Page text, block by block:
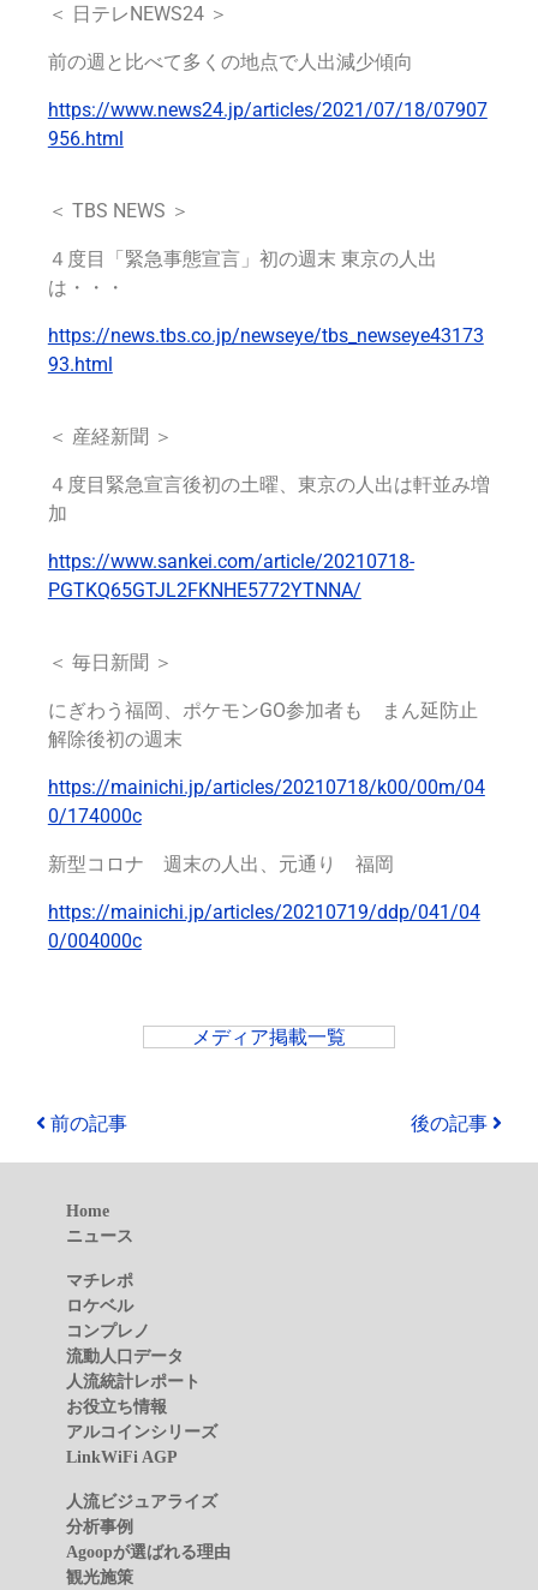
＜ 日テレNEWS24＞
前の週と比べて多くの地点で人出減少傾向
https://www.news24.jp/articles/2021/07/18/07907
956.html
＜ TBS NEWS ＞
４度目「緊急事態宣言」初の週末 東京の人出
は・・・
https://news.tbs.co.jp/newseye/tbs_newseye43173
93.html
＜ 産経新聞 ＞
４度目緊急宣言後初の土曜、東京の人出は軒並み増
加
https://www.sankei.com/article/20210718-
PGTKQ65GTJL2FKNHE5772YTNNA/
＜ 毎日新聞 ＞
にぎわう福岡、ポケモンGO参加者も まん延防止
解除後初の週末
https://mainichi.jp/articles/20210718/k00/00m/04
0/174000c
新型コロナ 週末の人出、元通り 福岡
https://mainichi.jp/articles/20210719/ddp/041/04
0/004000c
メディア掲載一覧
前の記事 後の記事
Home
ニュース
マチレポ
ロケベル
コンプレノ
流動人口データ
人流統計レポート
お役立ち情報
アルコインシリーズ
LinkWiFi AGP
人流ビジュアライズ
分析事例
Agoopが選ばれる理由
観光施策